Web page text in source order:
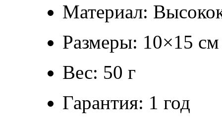
Материал:
Размеры: 10×15 см
Вес: 50 г
Гарантия: 1 год